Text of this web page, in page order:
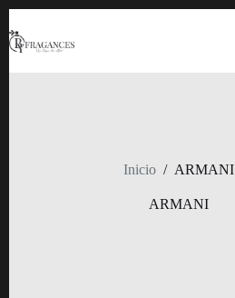
al
contenido
Inicio / ARMANI
ARMANI